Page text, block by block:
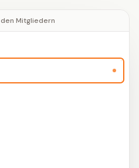
Mitgliedern